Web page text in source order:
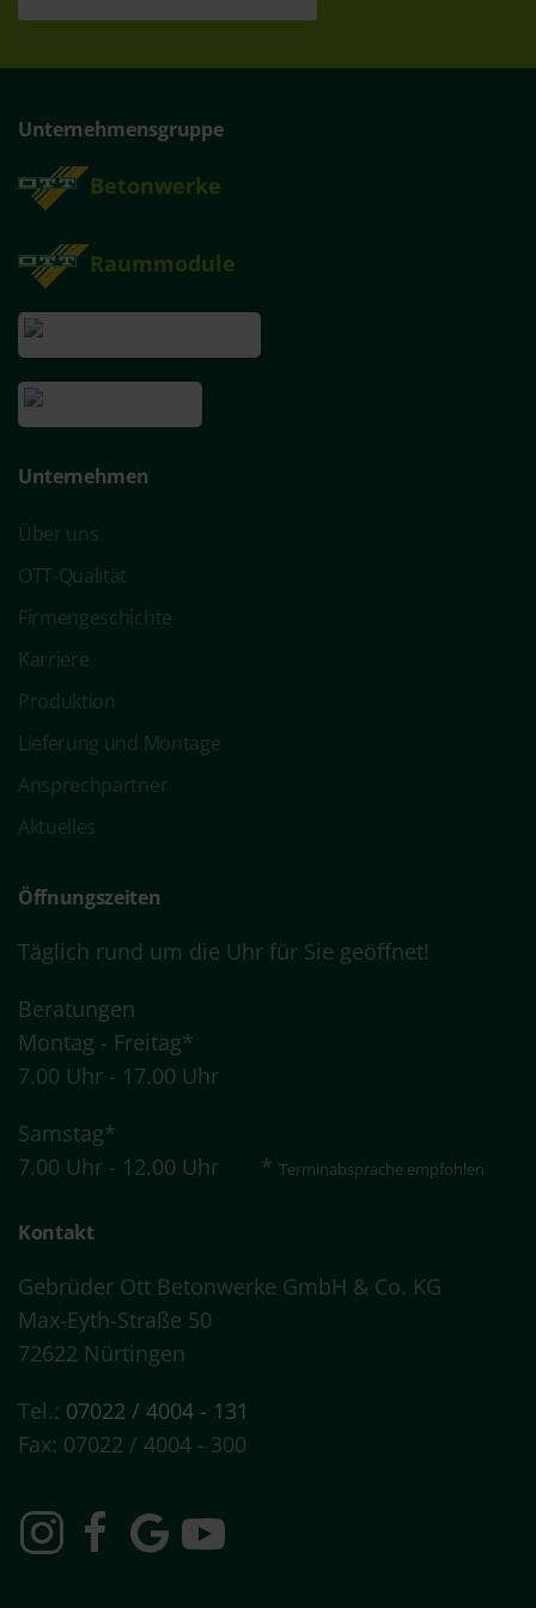
Unternehmensgruppe
Betonwerke
Raummodule
Unternehmen
Über uns
OTT-Qualität
Firmengeschichte
Karriere
Produktion
Lieferung und Montage
Ansprechpartner
Aktuelles
Öffnungszeiten
Täglich rund um die Uhr für Sie geöffnet!
Beratungen
Montag - Freitag*
7.00 Uhr - 17.00 Uhr
Samstag*
7.00 Uhr - 12.00 Uhr * Terminabsprache empfohlen
Kontakt
Gebrüder Ott Betonwerke GmbH & Co. KG
Max-Eyth-Straße 50
72622 Nürtingen
Tel.: 07022 / 4004 - 131
Fax: 07022 / 4004 - 300